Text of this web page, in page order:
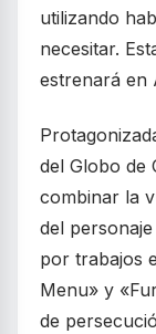
utilizando
necesitar.
estrenará en
del Globo de
combinar la
del
por trabajos
Menu» y
de